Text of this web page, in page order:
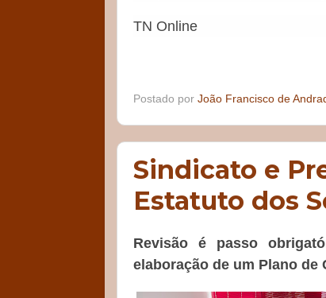
TN Online
Postado por João Francisco de
Sindicato e
Estatuto dos
Revisão é passo
elaboração de um Plano de